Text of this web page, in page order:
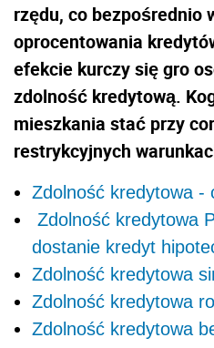
rzędu, co bezpośrednio
oprocentowania
efekcie kurczy się gro
zdolność kredytową.
mieszkania stać przy
restrykcyjnych
Zdolność kredytowa -
Zdolność kredytowa
dostanie kredyt
Zdolność kredytowa
Zdolność kredytowa
Zdolność kredytowa